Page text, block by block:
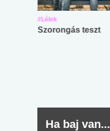
#Lélek
Szorongás teszt
Ha baj van...